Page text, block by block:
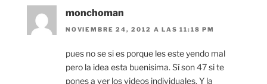
monchoman
NOVIEMBRE 24, 2012 A LAS 11:18 PM
pues no se si es porque les este yendo mal
pero la idea esta buenisima. Sí son 47 si te
pones a ver los videos individuales. Y la